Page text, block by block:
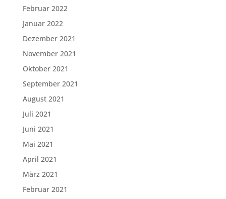
Februar 2022
Januar 2022
Dezember 2021
November 2021
Oktober 2021
September 2021
August 2021
Juli 2021
Juni 2021
Mai 2021
April 2021
März 2021
Februar 2021